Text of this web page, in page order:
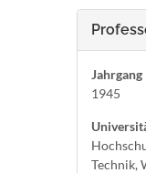
Jahrgang
1945
Technik,